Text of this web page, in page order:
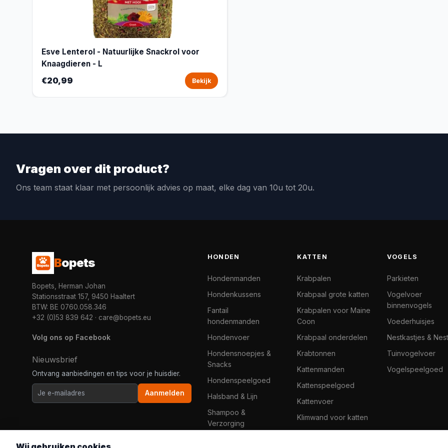
Esve Lenterol - Natuurlijke Snackrol voor
Knaagdieren - L
€20,99 Bekijk
Vragen over dit product?
Ons team staat klaar met persoonlijk advies op maat, elke dag van 10u tot 20u.
Bopets
Bopets, Herman Johan
Stationsstraat 157, 9450 Haaltert
BTW: BE 0760.058.346
+32 (0)53 839 642 · care@bopets.eu
Volg ons op Facebook
Nieuwsbrief
Ontvang aanbiedingen en tips voor je huisdier.
Aanmelden
HONDEN
Hondenmanden
Hondenkussens
Fantail
hondenmanden
Hondenvoer
Hondensnoepjes &
Snacks
Hondenspeelgoed
Halsband & Lijn
Shampoo &
Verzorging
KATTEN
Krabpalen
Krabpaal grote katten
Krabpalen voor Maine
Coon
Krabpaal onderdelen
Krabtonnen
Kattenmanden
Kattenspeelgoed
Kattenvoer
Klimwand voor katten
VOGELS
Parkieten
Vogelvoer
binnenvogels
Voederhuisjes
Nestkastjes &
Tuinvogelvoer
Vogelspeelgoed